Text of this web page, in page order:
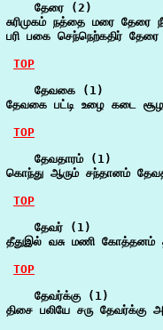
    தேரை (2)
சுரிமுகம் நத்தை மரை
பரி பகை செந்நெற்கதிர்
TOP
    தேவகை (1)
தேவகை பட்டி உழை கடை
TOP
    தேவதாரம் (1)
கொந்து ஆரும் சந்தானம்
TOP
    தேவர் (1)
தீதுஇல் வசு மணி
TOP
    தேவர்க்கு (1)
திசை பலியே சரு தேவர்க்கு